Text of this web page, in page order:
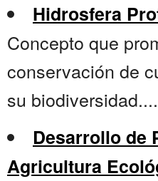
Hidrosfera
Concepto que
conservación de
su biodiversidad....
Desarrollo de
Agricultura